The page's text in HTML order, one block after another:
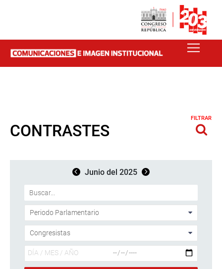
CONTRASTES
FILTRAR
Junio del 2025